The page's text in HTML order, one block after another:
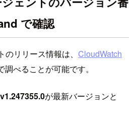
で確認
リリース情報は、 CloudWatch
調べることが可能です。
v1.247355.0が最新バージョンと